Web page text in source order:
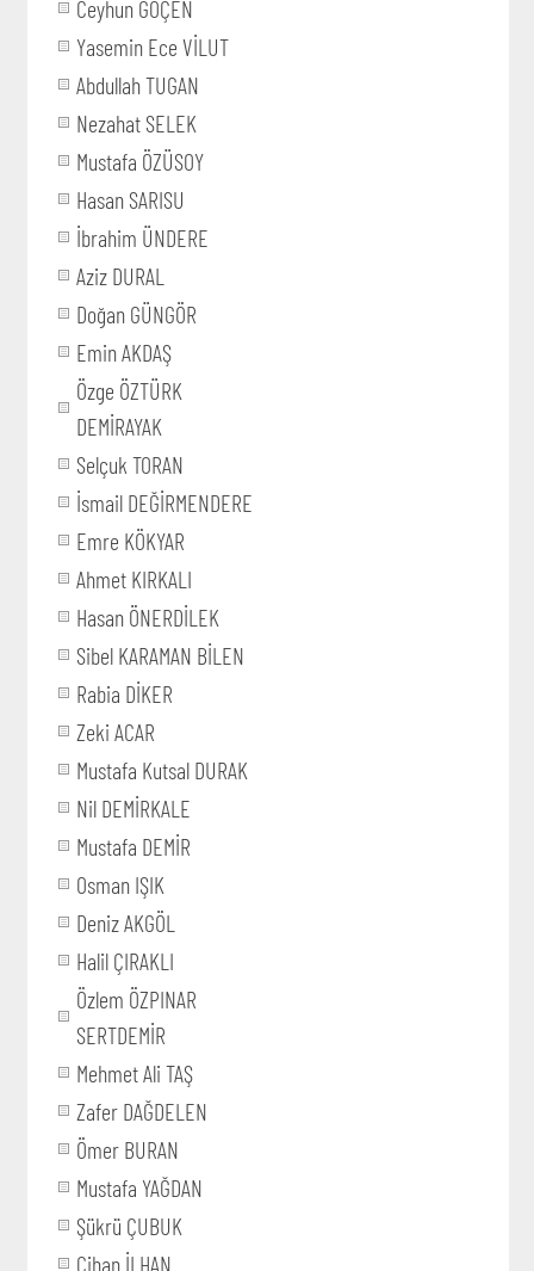
Ceyhun GÖÇEN
Yasemin Ece VİLUT
Abdullah TUGAN
Nezahat SELEK
Mustafa ÖZÜSOY
Hasan SARISU
İbrahim ÜNDERE
Aziz DURAL
Doğan GÜNGÖR
Emin AKDAŞ
Özge ÖZTÜRK
DEMİRAYAK
Selçuk TORAN
İsmail DEĞİRMENDERE
Emre KÖKYAR
Ahmet KIRKALI
Hasan ÖNERDİLEK
Sibel KARAMAN BİLEN
Rabia DİKER
Zeki ACAR
Mustafa Kutsal DURAK
Nil DEMİRKALE
Mustafa DEMİR
Osman IŞIK
Deniz AKGÖL
Halil ÇIRAKLI
Özlem ÖZPINAR
SERTDEMİR
Mehmet Ali TAŞ
Zafer DAĞDELEN
Ömer BURAN
Mustafa YAĞDAN
Şükrü ÇUBUK
Cihan İLHAN